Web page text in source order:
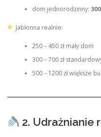
dom jednorodzinny:
Jabłonna realnie:
250 – 450 zł mały dom
300 – 700 zł
500 – 1200 zł większe
2. Udrażnianie